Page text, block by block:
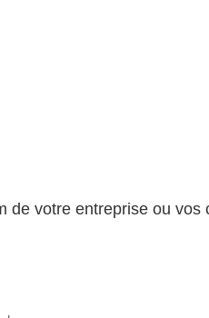
de votre entreprise ou vos